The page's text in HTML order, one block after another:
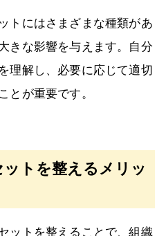
トにはさまざまな種類があ
きな影響を与えます。自分
理解し、必要に応じて適切
とが重要です。
トを整えるメリッ
ットを整えることで、組織